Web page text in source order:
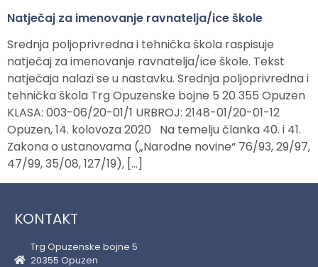
Natječaj za imenovanje ravnatelja/ice škole
Srednja poljoprivredna i tehnička škola raspisuje
natječaj za imenovanje ravnatelja/ice škole. Tekst
natječaja nalazi se u nastavku. Srednja poljoprivredna i
tehnička škola Trg Opuzenske bojne 5 20 355 Opuzen
KLASA: 003-06/20-01/1 URBROJ: 2148-01/20-01-12
Opuzen, 14. kolovoza 2020 Na temelju članka 40. i 41.
Zakona o ustanovama („Narodne novine“ 76/93, 29/97,
47/99, 35/08, 127/19), […]
KONTAKT
Trg Opuzenske bojne 5
20355 Opuzen